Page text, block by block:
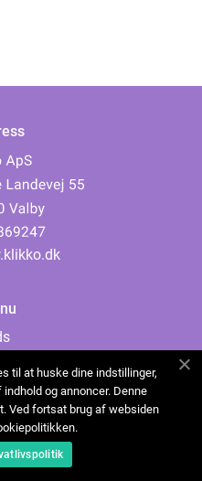
til at huske dine indstillinger,
og annoncer. Denne
Ved fortsat brug af websiden